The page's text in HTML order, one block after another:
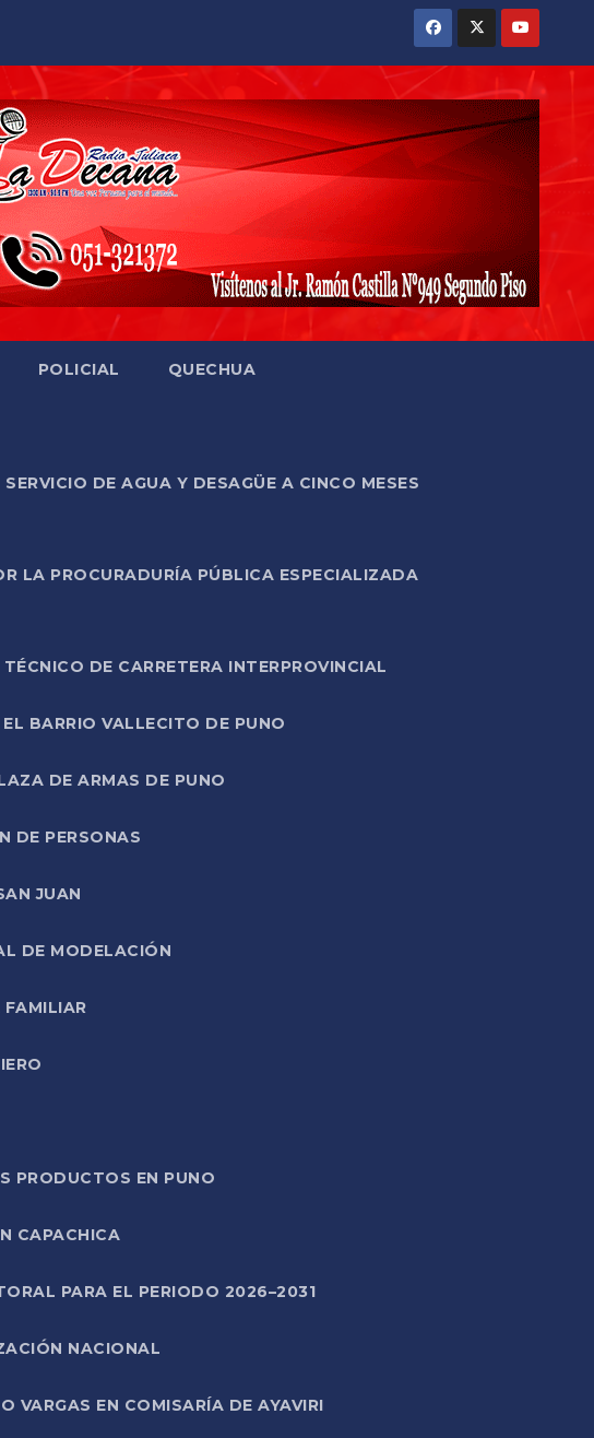
POLICIAL QUECHUA
DE AGUA Y DESAGÜE A CINCO MESES
LA PROCURADURÍA PÚBLICA ESPECIALIZADA
DE CARRETERA INTERPROVINCIAL
BARRIO VALLECITO DE PUNO
DE ARMAS DE PUNO
DE PERSONAS
JUAN
DE MODELACIÓN
FAMILIAR
PRODUCTOS EN PUNO
CAPACHICA
PARA EL PERIODO 2026–2031
NACIONAL
VARGAS EN COMISARÍA DE AYAVIRI